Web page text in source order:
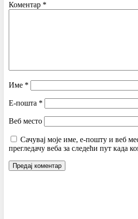
Коментар *
Име *
Е-пошта *
Веб место
Сачувај моје име, е-пошту и веб
прегледачу веба за следећи пут када